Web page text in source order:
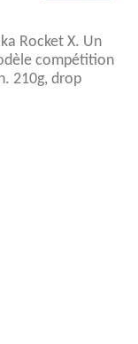
Rocket X. Un
compétition
210g, drop